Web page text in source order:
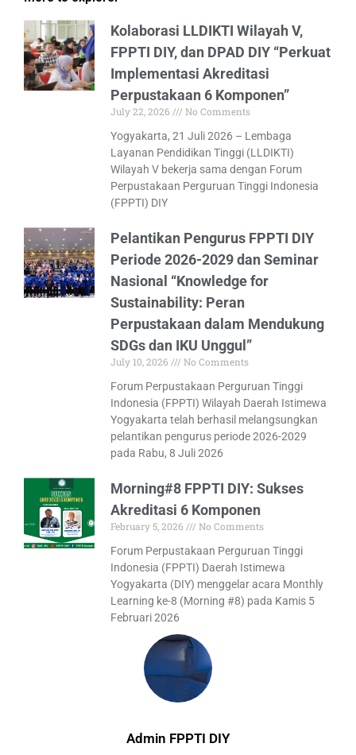
Admin FPPTI DIY
Kolaborasi LLDIKTI Wilayah V,
FPPTI DIY, dan DPAD DIY “Perkuat
Implementasi Akreditasi
Perpustakaan 6 Komponen”
July 22, 2026
No Comments
Yogyakarta, 21 Juli 2026 – Lembaga
Layanan Pendidikan Tinggi (LLDIKTI)
Wilayah V bekerja sama dengan Forum
Perpustakaan Perguruan Tinggi Indonesia
(FPPTI) DIY
Pelantikan Pengurus FPPTI DIY
Periode 2026-2029 dan Seminar
Nasional “Knowledge for
Sustainability: Peran
Perpustakaan dalam Mendukung
SDGs dan IKU Unggul”
July 10, 2026
No Comments
Forum Perpustakaan Perguruan Tinggi
Indonesia (FPPTI) Wilayah Daerah Istimewa
Yogyakarta telah berhasil melangsungkan
pelantikan pengurus periode 2026-2029
pada Rabu, 8 Juli 2026
Morning#8 FPPTI DIY: Sukses
Akreditasi 6 Komponen
February 5, 2026
No Comments
Forum Perpustakaan Perguruan Tinggi
Indonesia (FPPTI) Daerah Istimewa
Yogyakarta (DIY) menggelar acara Monthly
Learning ke-8 (Morning #8) pada Kamis 5
Februari 2026